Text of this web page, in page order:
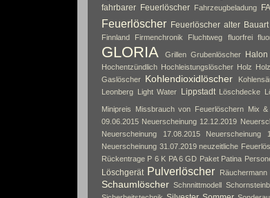
fahrbarer Feuerlöscher Fahrzeugbeladung
Feuerlöscher Feuerlöscher alter Bauart
Finnland
Firmenchronik Fluchtweg fluorfrei
GLORIA Grillen Grubenlöscher Halon
Hochentzündlich Hochleistungslöscher Holz
Gaslöscher Kohlendioxidlöscher
Leonberg Light Water Lippstadt Löschdecke
Minipreis Missbrauch von Feuerlöschern Mix
09.06.2015 Neuerscheinung 12.12.2019
Neuerscheinung 17.08.2015
Neuerscheinung
Neuerscheinung 31.07.2019 neuzeitliche
Rückentrage P 6 K PA 6 GD Paket Patina
Löschgerät Pulverlöscher Räuchermann
Schaumlöscher Schnnittmodell